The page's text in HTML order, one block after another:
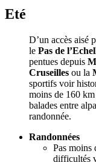
Eté
D’un accès aisé
le Pas de
pentues depuis
Cruseilles ou la
sportifs voir
moins de 160
balades entre
randonnée.
Randonnées
Pas moins
difficultés